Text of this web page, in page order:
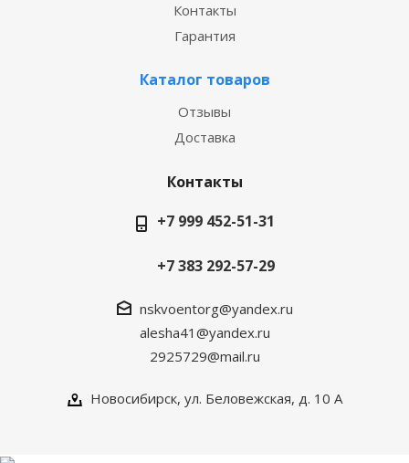
Контакты
Гарантия
Каталог товаров
Отзывы
Доставка
Контакты
+7 999 452-51-31
+7 383 292-57-29
nskvoentorg@yandex.ru
alesha41@yandex.ru
2925729@mail.ru
Новосибирск, ул. Беловежская, д. 10 А